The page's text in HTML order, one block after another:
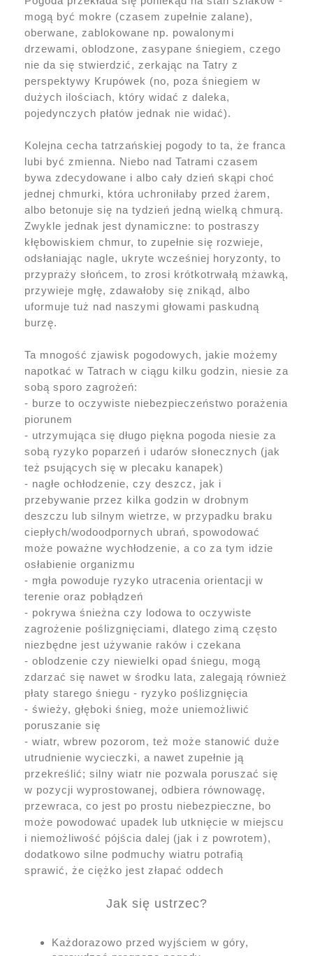
mogą być mokre (czasem zupełnie zalane),
oberwane, zablokowane np. powalonymi
drzewami, oblodzone, zasypane śniegiem, czego
nie da się stwierdzić, zerkając na Tatry z
perspektywy Krupówek (no, poza śniegiem w
dużych ilościach, który widać z daleka,
pojedynczych płatów jednak nie widać).
Kolejna cecha tatrzańskiej pogody to ta, że franca
lubi być zmienna. Niebo nad Tatrami czasem
bywa zdecydowane i albo cały dzień skąpi choć
jednej chmurki, która uchroniłaby przed żarem,
albo betonuje się na tydzień jedną wielką chmurą.
Zwykle jednak jest dynamiczne: to postraszy
kłębowiskiem chmur, to zupełnie się rozwieje,
odsłaniając nagle, ukryte wcześniej horyzonty, to
przypraży słońcem, to zrosi krótkotrwałą mżawką,
przywieje mgłę, zdawałoby się znikąd, albo
uformuje tuż nad naszymi głowami paskudną
burzę.
Ta mnogość zjawisk pogodowych, jakie możemy
napotkać w Tatrach w ciągu kilku godzin, niesie za
sobą sporo zagrożeń:
- burze to oczywiste niebezpieczeństwo porażenia
piorunem
- utrzymująca się długo piękna pogoda niesie za
sobą ryzyko poparzeń i udarów słonecznych (jak
też psujących się w plecaku kanapek)
- nagłe ochłodzenie, czy deszcz, jak i
przebywanie przez kilka godzin w drobnym
deszczu lub silnym wietrze, w przypadku braku
ciepłych/wodoodpornych ubrań, spowodować
może poważne wychłodzenie, a co za tym idzie
osłabienie organizmu
- mgła powoduje ryzyko utracenia orientacji w
terenie oraz pobłądzeń
- pokrywa śnieżna czy lodowa to oczywiste
zagrożenie poślizgnięciami, dlatego zimą często
niezbędne jest używanie raków i czekana
- oblodzenie czy niewielki opad śniegu, mogą
zdarzać się nawet w środku lata, zalegają również
płaty starego śniegu - ryzyko poślizgnięcia
- świeży, głęboki śnieg, może uniemożliwić
poruszanie się
- wiatr, wbrew pozorom, też może stanowić duże
utrudnienie wycieczki, a nawet zupełnie ją
przekreślić; silny wiatr nie pozwala poruszać się
w pozycji wyprostowanej, odbiera równowagę,
przewraca, co jest po prostu niebezpieczne, bo
może powodować upadek lub utknięcie w miejscu
i niemożliwość pójścia dalej (jak i z powrotem),
dodatkowo silne podmuchy wiatru potrafią
sprawić, że ciężko jest złapać oddech
Jak się ustrzec?
Każdorazowo przed wyjściem w góry,